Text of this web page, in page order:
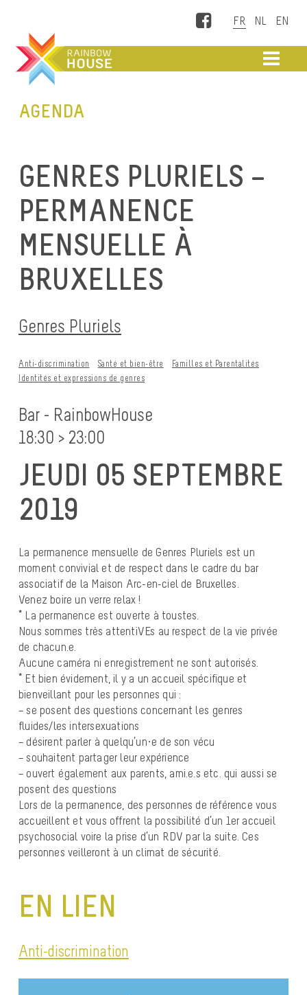
Facebook
AGENDA
GENRES PLURIELS –
PERMANENCE
MENSUELLE À
BRUXELLES
Genres Pluriels
Anti-discrimination Santé et bien-être
Familles et Parentalités
Identités et expressions de genres
Bar - RainbowHouse
18:30 > 23:00
JEUDI 05 SEPTEMBRE
2019
La permanence mensuelle de Genres Pluriels est un
moment convivial et de respect dans le cadre du bar
associatif de la Maison Arc-en-ciel de Bruxelles.
Venez boire un verre relax !
* La permanence est ouverte à toustes.
Nous sommes très attentiVEs au respect de la vie privée
de chacun.e.
Aucune caméra ni enregistrement ne sont autorisés.
* Et bien évidement, il y a un accueil spécifique et
bienveillant pour les personnes qui :
– se posent des questions concernant les genres
fluides/les intersexuations
– désirent parler à quelqu’un·e de son vécu
– souhaitent partager leur expérience
– ouvert également aux parents, ami.e.s etc. qui aussi se
posent des questions
Lors de la permanence, des personnes de référence vous
accueillent et vous offrent la possibilité d’un 1er accueil
psychosocial voire la prise d’un RDV par la suite. Ces
personnes veilleront à un climat de sécurité.
EN LIEN
Anti-discrimination